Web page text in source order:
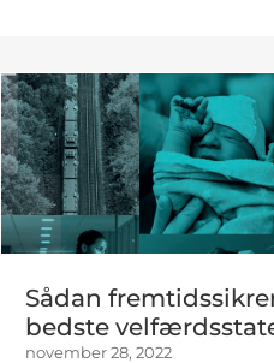
Sådan
bedste
november 28, 2022